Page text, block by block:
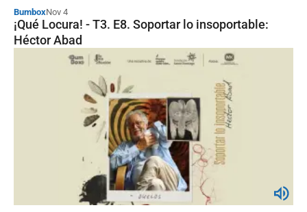
Podcast
Andrea Salazar - Transformar en
red: el valor del liderazgo colectivo
Podcast
Daniel Uribe y Aura Lucía Lloreda:
Mentalidad para transformar,
colaborar para impactar
Podcast
Amplifiquemos el impacto- Catalina
Escobar: Indiferencia o acción, el
reto del liderazgo en Colombia
BumboxNov 4
¡Qué Locura! - T3. E8. Soportar lo insoportable:
Héctor Abad